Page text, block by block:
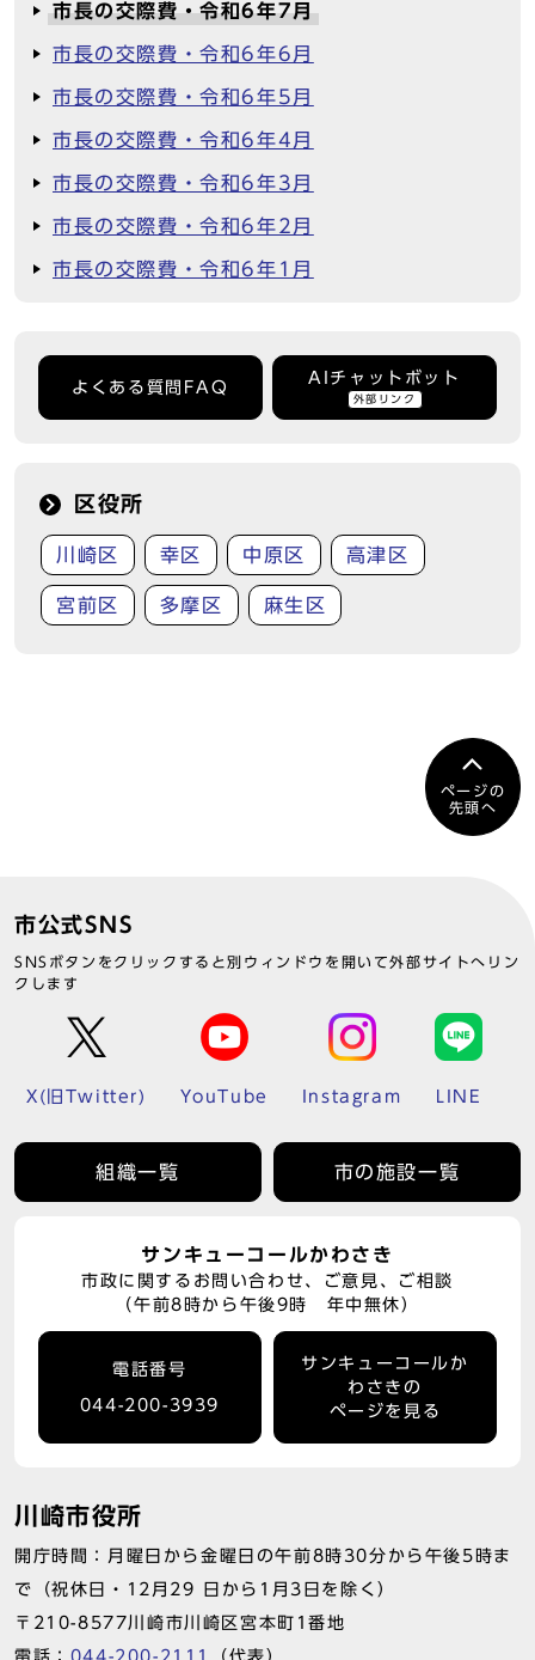
市長の交際費・令和6年7月
市長の交際費・令和6年6月
市長の交際費・令和6年5月
市長の交際費・令和6年4月
市長の交際費・令和6年3月
市長の交際費・令和6年2月
市長の交際費・令和6年1月
よくある質問FAQ
AIチャットボット
外部リンク
区役所
川崎区 幸区 中原区 高津区
宮前区 多摩区 麻生区
ページの
先頭へ
市公式SNS
SNSボタンをクリックすると別ウィンドウを開いて外部サイトへリン
クします
X(旧Twitter) YouTube Instagram LINE
組織一覧 市の施設一覧
サンキューコールかわさき
市政に関するお問い合わせ、ご意見、ご相談
（午前8時から午後9時 年中無休）
電話番号
044-200-3939
サンキューコールか
わさきの
ページを見る
川崎市役所
開庁時間：月曜日から金曜日の午前8時30分から午後5時ま
で（祝休日・12月29 日から1月3日を除く）
〒210-8577川崎市川崎区宮本町1番地
電話： 044-200-2111 （代表）